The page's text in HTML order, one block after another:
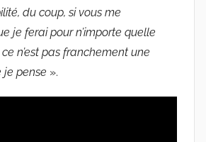
du coup, si vous me
je ferai pour n’importe quelle
n’est pas franchement une
je pense ».